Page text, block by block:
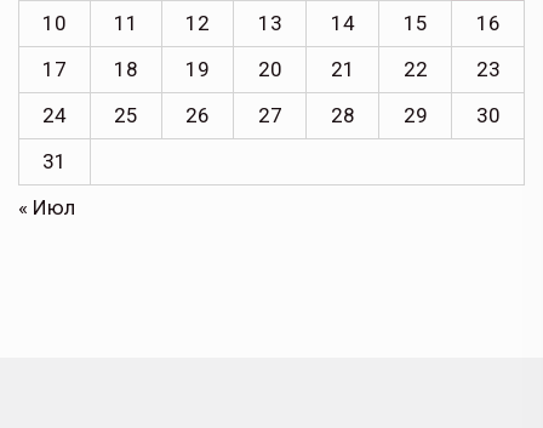
10
11 12 13 14 15
16
17
18 19 20 21 22
23
24
25 26 27 28 29
30
31
« Июл